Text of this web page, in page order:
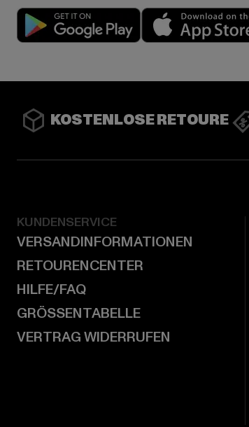
Play market
KOSTENLOSE RETOURE
KUNDENSERVICE
VERSANDINFORMATIONEN
RETOURENCENTER
HILFE/FAQ
GRÖSSENTABELLE
VERTRAG WIDERRUFEN